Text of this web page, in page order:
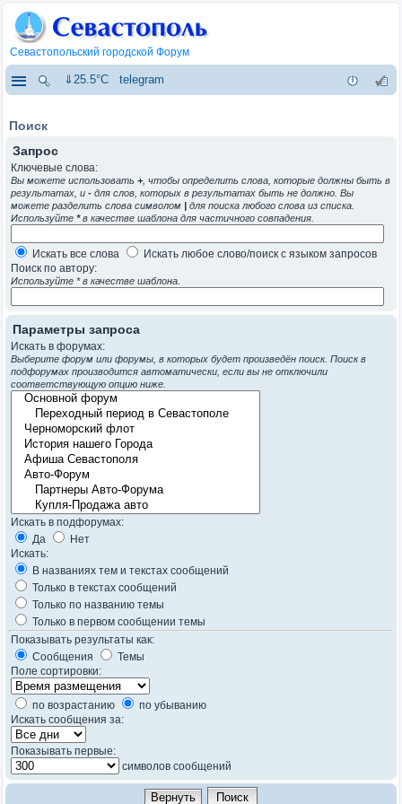
Севастопольский городской Форум
⇓25.5°C telegram
Поиск
Запрос
Ключевые слова:
Вы можете использовать +, чтобы определить слова, которые должны быть в
результатах, и - для слов, которых в результатах быть не должно. Вы
можете разделить слова символом | для поиска любого слова из списка.
Используйте *в качестве шаблона для частичного совпадения.
Искать все слова
Искать любое слово/поиск с языком запросов
Поиск по автору:
Используйте * в качестве шаблона.
Параметры запроса
Искать в форумах:
Выберите форум или форумы, в которых будет произведён поиск. Поиск в
подфорумах производится автоматически, если вы не отключили
соответствующую опцию ниже.
Искать в подфорумах:
Да
Нет
Искать:
В названиях тем и текстах сообщений
Только в текстах сообщений
Только по названию темы
Только в первом сообщении темы
Показывать результаты как:
Сообщения
Темы
Поле сортировки:
по возрастанию
по убыванию
Искать сообщения за:
Показывать первые:
символов сообщений